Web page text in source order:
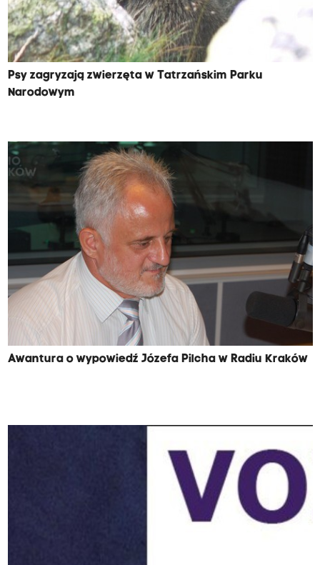
Psy zagryzają zwierzęta w Tatrzańskim Parku
Narodowym
Awantura o wypowiedź Józefa Pilcha w Radiu Kraków